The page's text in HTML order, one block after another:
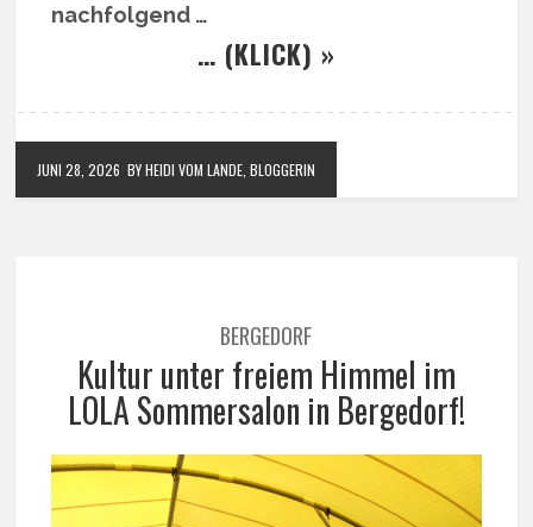
nachfolgend …
… (KLICK) »
JUNI 28, 2026 BY HEIDI VOM LANDE, BLOGGERIN
BERGEDORF
Kultur unter freiem Himmel im
LOLA Sommersalon in Bergedorf!